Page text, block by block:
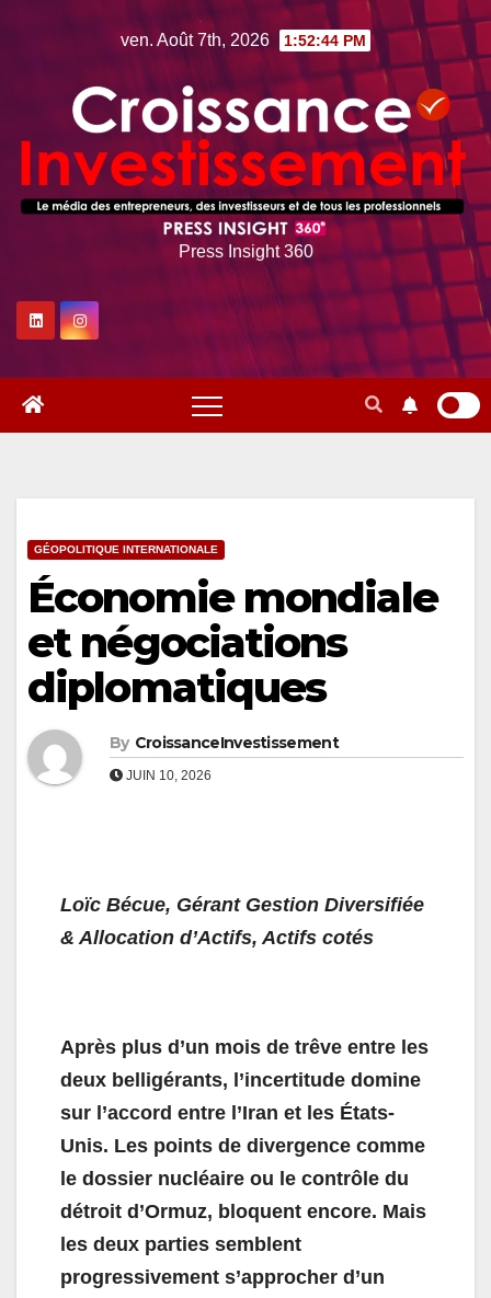
ven. Août 7th, 2026 1:52:46 PM
Press Insight 360
GÉOPOLITIQUE INTERNATIONALE
Économie mondiale
et négociations
diplomatiques
By CroissanceInvestissement
JUIN 10, 2026
Loïc Bécue, Gérant Gestion Diversifiée
& Allocation d’Actifs, Actifs cotés
Après plus d’un mois de trêve entre les
deux belligérants, l’incertitude domine
sur l’accord entre l’Iran et les États-
Unis. Les points de divergence comme
le dossier nucléaire ou le contrôle du
détroit d’Ormuz, bloquent encore. Mais
les deux parties semblent
progressivement s’approcher d’un